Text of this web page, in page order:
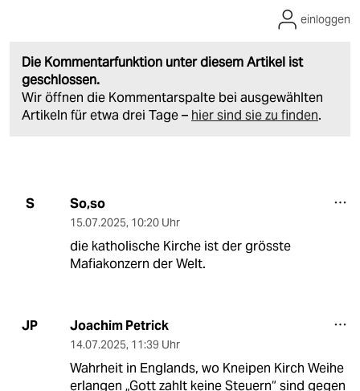
Die Kommentarfunktion unter diesem Artikel ist
geschlossen.
Wir öffnen die Kommentarspalte bei ausgewählten
Artikeln für etwa drei Tage – hier sind sie zu finden.
einloggen
S So,so
15.07.2025, 10:20 Uhr
die katholische Kirche ist der grösste
Mafiakonzern der Welt.
JP Joachim Petrick
14.07.2025, 11:39 Uhr
Wahrheit in Englands, wo Kneipen Kirch Weihe
erlangen „Gott zahlt keine Steuern“ sind gegen